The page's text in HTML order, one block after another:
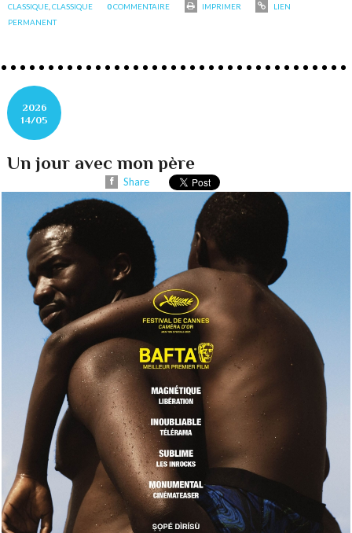
CLASSIQUE ,CLASSIQUE 0COMMENTAIRE IMPRIMER
LIEN
PERMANENT
2026
14/05
Un jour avec mon père
Share